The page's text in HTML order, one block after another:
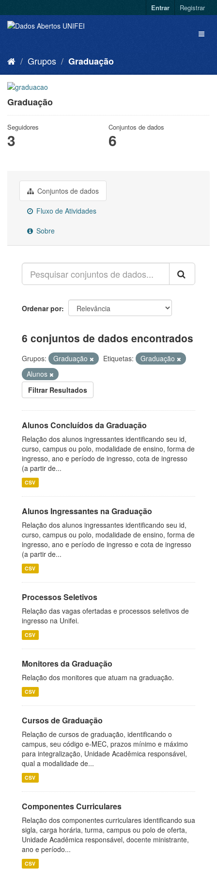
Entrar Registrar
Grupos Graduação
Graduação
Seguidores
3
Conjuntos de dados
6
Conjuntos de dados
Fluxo de Atividades
Sobre
Ordenar por
6 conjuntos de dados encontrados
Grupos: Graduação Etiquetas:
Graduação
Alunos
Filtrar Resultados
Alunos Concluídos da Graduação
Relação dos alunos ingressantes identificando seu id,
curso, campus ou polo, modalidade de ensino, forma de
ingresso, ano e período de ingresso, cota de ingresso
(a partir de...
CSV
Alunos Ingressantes na Graduação
Relação dos alunos ingressantes identificando seu id,
curso, campus ou polo, modalidade de ensino, forma de
ingresso, ano e período de ingresso e cota de ingresso
(a partir de...
CSV
Processos Seletivos
Relação das vagas ofertadas e processos seletivos de
ingresso na Unifei.
CSV
Monitores da Graduação
Relação dos monitores que atuam na graduação.
CSV
Cursos de Graduação
Relação de cursos de graduação, identificando o
campus, seu código e-MEC, prazos mínimo e máximo
para integralização, Unidade Acadêmica responsável,
qual a modalidade de...
CSV
Componentes Curriculares
Relação dos componentes curriculares identificando sua
sigla, carga horária, turma, campus ou polo de oferta,
Unidade Acadêmica responsável, docente ministrante,
ano e período...
CSV